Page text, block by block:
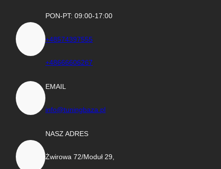
PON-PT: 09:00-17:00
+48574397555
+48666606267
EMAIL
info@tuningbaza.pl
NASZ ADRES
Żwirowa 72/Moduł 29,